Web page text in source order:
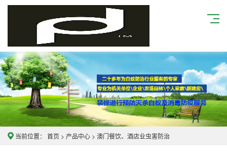
当前位置： 首页 > 产品中心 > 澳门餐饮、酒店业虫害防治